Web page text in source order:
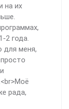
на их
2 года.
для меня,
рада,